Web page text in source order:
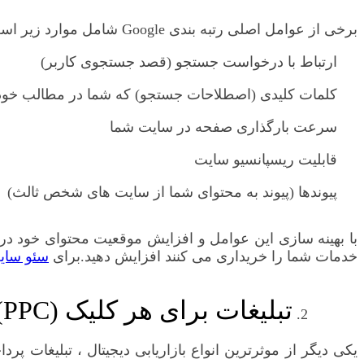
برخی از عوامل اصلی رتبه بندی Google شامل موارد زیر است:
ارتباط با درخواست جستجو (قصد جستجوی کاربر)
کلمات کلیدی (اصطلاحات جستجو) که شما در مطالب خود
سرعت بارگذاری صفحه در سایت شما
قابلیت ریسپانسیو سایت
پیوندها (پیوند به محتوای شما از سایت های شخص ثالث)
با بهینه سازی این عوامل و افزایش موقعیت محتوای خود
خدمات شما را خریداری می کنند افزایش دهید.برای سئو
تبلیغات برای هر کلیک (PPC)